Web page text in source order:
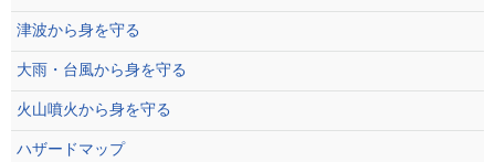
津波から身を守る
大雨・台風から身を守る
火山噴火から身を守る
ハザードマップ